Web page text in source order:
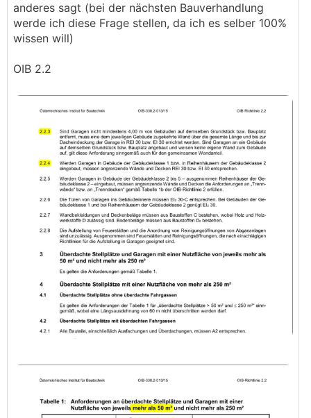
anderes sagt (bei der nächsten Bauverhandlung
werde ich diese Frage stellen, da ich es selber 100%
wissen will)
OIB 2.2